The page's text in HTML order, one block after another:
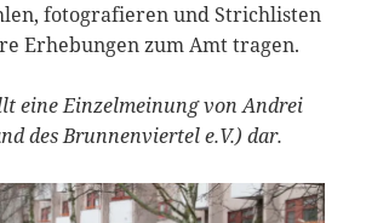
fotografieren und Strichlisten
Erhebungen zum Amt tragen.
eine Einzelmeinung von Andrei
des Brunnenviertel e.V.) dar.